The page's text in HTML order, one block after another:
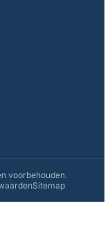
voorbehouden.
Sitemap